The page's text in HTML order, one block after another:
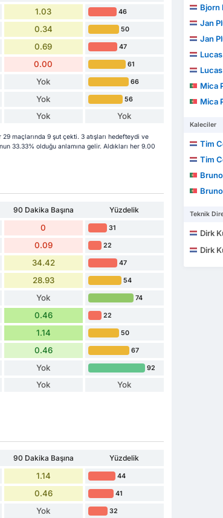
1.03 46
0.34 50
0.69 47
0.00 61
Yok 66
Yok 56
Yok Yok
maçlarında 9 şut çekti. 3 atışları hedefteydi ve
33.33% olduğu anlamına gelir. Aldıkları her 9.00
90 Dakika Başına
Yüzdelik
0 31
0.09 22
34.42 47
28.93 54
Yok 74
0.46 22
1.14 50
0.46 67
Yok 92
Yok Yok
90 Dakika Başına
Yüzdelik
1.14 44
0.46 41
Yok 32
Bjorn
Jan
Jan
Mica
Mica
Kaleciler
Tim
Tim
Bruno
Bruno
Teknik
Dirk
Dirk